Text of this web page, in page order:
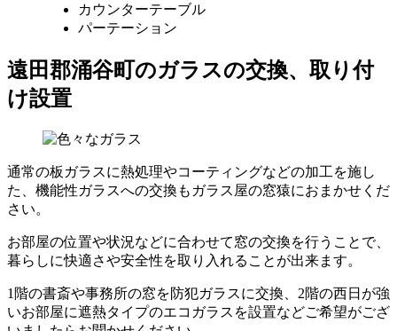
カウンターテーブル
パーテーション
遠田郡涌谷町のガラスの交換、取り付
け設置
通常の板ガラスに熱処理やコーティングなどの加工を施し
た、機能性ガラスへの交換もガラス屋の窓猿におまかせくだ
さい。
お部屋の位置や状況などに合わせて窓の交換を行うことで、
暮らしに快適さや安全性を取り入れることが出来ます。
1階の書斎や事務所の窓を防犯ガラスに交換、2階の西日が強
いお部屋に遮熱タイプのエコガラスを設置などご希望がござ